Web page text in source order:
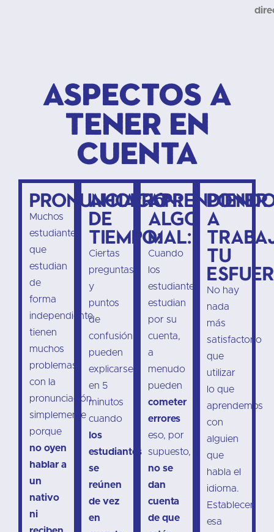
Aspectos a
tener en
cuenta
Pronunciación:
Muchos
estudiantes
que
estudian
de
forma
independiente
tienen
muchos
problemas
con la
pronunciación
simplemente
porque
no oyen
hablar a
un
nativo
ni
Ahorro
de
tiempo:
Ciertas
preguntas
y
puntos
de
confusión
pueden
explicarse
en 5
minutos
cuando
los
estudiantes
se
reúnen
de vez
en
algo
mal:
Cuando
los
estudiantes
estudian
por su
cuenta,
a
menudo
pueden
cometer
errores
eso, por
supuesto,
no se
dan
cuenta
de que
Poner
a
tu
No hay
nada
más
satisfactorio
que
utilizar
lo que
aprendemos
con
alguien
que
habla el
idioma.
Establecer
esa